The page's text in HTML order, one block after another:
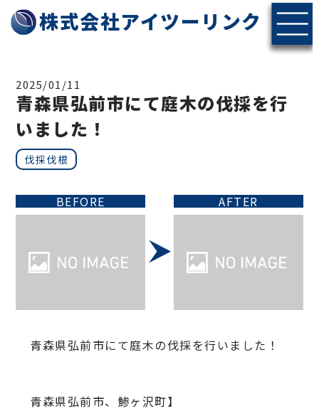
株式会社アイツーリンク
2025/01/11
青森県弘前市にて庭木の伐採を行
いました！
伐採伐根
BEFORE AFTER
青森県弘前市にて庭木の伐採を行いました！
青森県弘前市、鯵ヶ沢町】